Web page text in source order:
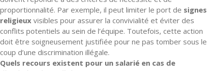
proportionnalité. Par exemple, il peut limiter le port de signes
religieux visibles pour assurer la convivialité et éviter des
conflits potentiels au sein de l’équipe. Toutefois, cette action
doit être soigneusement justifiée pour ne pas tomber sous le
coup d’une discrimination illégale.
Quels recours existent pour un salarié en cas de